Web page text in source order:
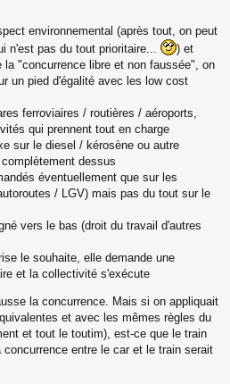
environnemental (après tout, on peut
n'est pas du tout prioritaire...
) et
la "concurrence libre et non faussée", on
un pied d'égalité avec les low cost
ferroviaires / routières / aéroports,
qui prennent tout en charge
sur le diesel / kérosène ou autre
dessus
éventuellement que sur les
/ LGV) mais pas du tout sur le
vers le bas (droit du travail d'autres
le souhaite, elle demande une
et la collectivité s'exécute
la concurrence. Mais si on appliquait
et avec les mêmes règles du
et tout le toutim), est-ce que le train
entre le car et le train serait